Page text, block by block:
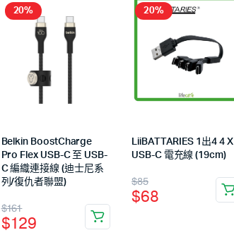
20%
Belkin BoostCharge
Pro Flex USB-C 至 USB-
C 編織連接線 (迪士尼系
列/復仇者聯盟)
$161
$129
20%
LiiBATTARIES 1出4 4 X
USB-C 電充線 (19cm)
$85
$68